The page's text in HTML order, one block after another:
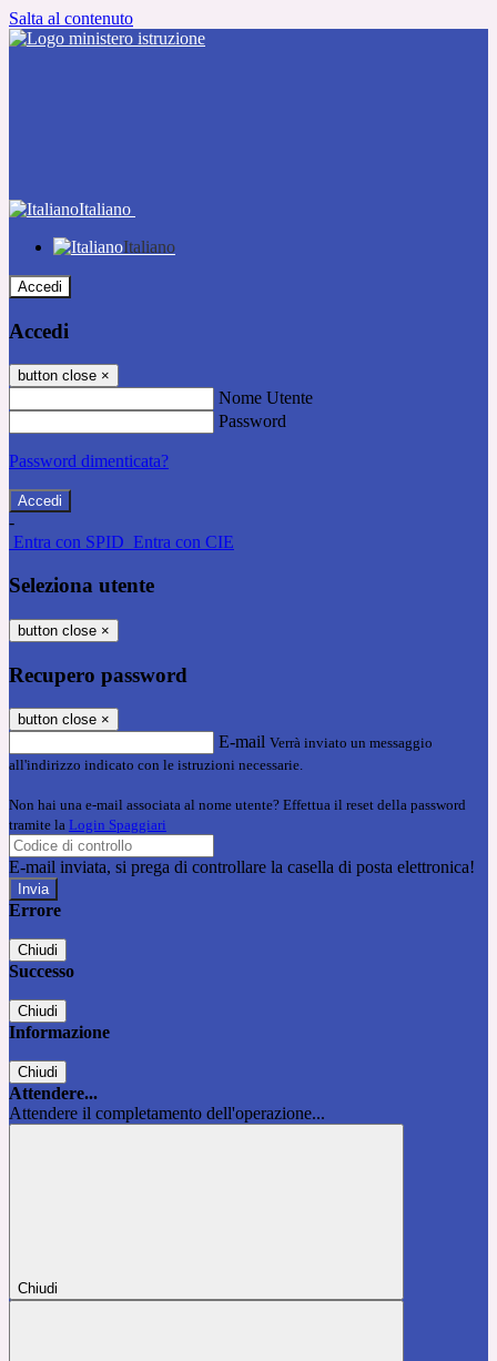
Salta al contenuto
Italiano
Italiano
Accedi
Accedi
button close ×
Nome Utente
Password
Password dimenticata?
-
Entra con SPID Entra con CIE
Seleziona utente
button close ×
Recupero password
button close ×
E-mail Verrà inviato un messaggio
all'indirizzo indicato con le istruzioni necessarie.
Non hai una e-mail associata al nome utente? Effettua il reset della password
tramite la Login Spaggiari
E-mail inviata, si prega di controllare la casella di posta elettronica!
Errore
Chiudi
Successo
Chiudi
Informazione
Chiudi
Attendere...
Attendere il completamento dell'operazione...
Chiudi